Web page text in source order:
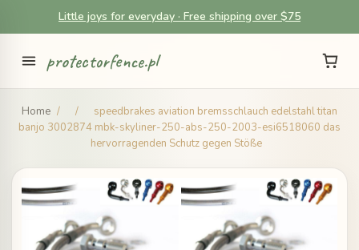
Little joys for everyday · Free shipping over $75
protectorfence.pl
Home / /
speedbrakes aviation bremsschlauch edelstahl titan
banjo 3002874 mbk-skyliner-250-abs-250-2003-esi6518060 das
hervorragenden Schutz gegen Stöße